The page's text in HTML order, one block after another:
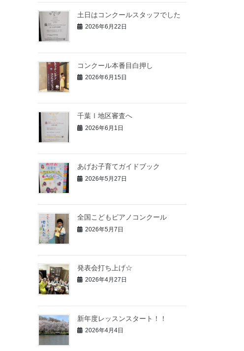
土日はコンクールスタッフでした
2026年6月22日
コンクール本番目白押し
2026年6月15日
千葉Ⅰ地区審査へ
2026年6月1日
あげお子育てガイドブック
2026年5月27日
全国こどもピアノコンクール
2026年5月7日
発表会打ち上げ☆
2026年4月27日
新年度レッスンスタート！！
2026年4月4日